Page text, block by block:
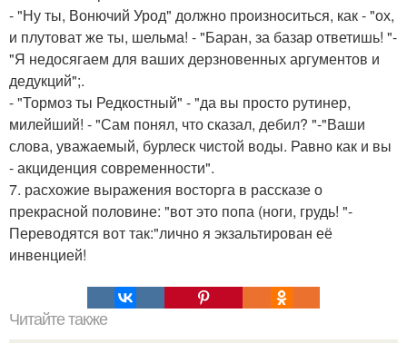
- "Ну ты, Вонючий Урод" должно произноситься, как - "ох,
и плутоват же ты, шельма! - "Баран, за базар ответишь! "-
"Я недосягаем для ваших дерзновенных аргументов и
дедукций";.
- "Тормоз ты Редкостный" - "да вы просто рутинер,
милейший! - "Сам понял, что сказал, дебил? "-"Ваши
слова, уважаемый, бурлеск чистой воды. Равно как и вы
- акциденция современности".
7. расхожие выражения восторга в рассказе о
прекрасной половине: "вот это попа (ноги, грудь! "-
Переводятся вот так:"лично я экзальтирован её
инвенцией!
Читайте также